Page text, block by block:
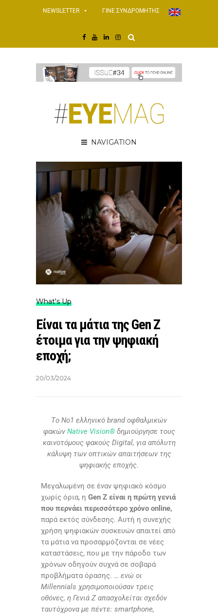
NEWSLETTER ΓΙΝΕ ΣΥΝΔΡΟΜΗΤΗΣ
NAVIGATION
What's Up
Είναι τα μάτια της Gen Z
έτοιμα για την ψηφιακή
εποχή;
20/03/2024
Tο Νο1 ελληνικό brand οφθαλμικών
φακών Native Vision®δημιούργησε τους
καινοτόμους φακούς Digital, για απόλυτη
κάλυψη των οπτικών απαιτήσεων της
ψηφιακής εποχής.
Μεγαλωμένη σε έναν ψηφιακό κόσμο
χωρίς όρια, η Gen Z είναι η πρώτη γενιά
που περνάει περισσότερο χρόνο online,
παρά εκτός σύνδεσης. Αυτή η συνεχής
χρήση ψηφιακών συσκευών απαιτεί από
τα μάτια να προσαρμόζονται σε νέες
καταστάσεις, που με την πάροδο των
χρόνων οδηγούν συχνά σε σοβαρά
προβλήματα όρασης. … ενώ οι
Millennials χρησιμοποιούσαν τρεις
οθόνες, η Γενιά Z απασχολείται σχεδόν
ταυτόχρονα με πέντε: smartphone,